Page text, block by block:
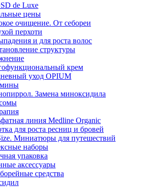
de Luxe
цены
очищение. От себореи
перхоти
и для роста волос
структуры
крем
уход OPIUM
Замена миноксидила
линия Medline Organic
для роста ресниц и бровей
Миниатюры для путешествий
наборы
упаковка
аксессуары
средства